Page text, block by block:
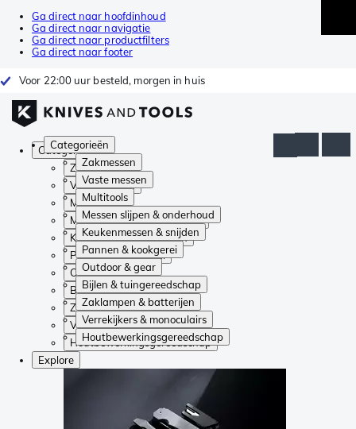
Ga direct naar hoofdinhoud
Ga direct naar navigatie
Ga direct naar productfilters
Ga direct naar footer
Voor 22:00 uur besteld, morgen in huis
Categorieën
Zakmessen
Vaste messen
Multitools
Messen slijpen & onderhoud
Keukenmessen & snijden
Pannen & kookgerei
Outdoor & gear
Bijlen & tuingereedschap
Zaklampen & batterijen
Verrekijkers & monoculairs
Houtbewerkingsgereedschap
Categorieën
Zakmessen
Vaste messen
Multitools
Messen slijpen & onderhoud
Keukenmessen & snijden
Pannen & kookgerei
Outdoor & gear
Bijlen & tuingereedschap
Zaklampen & batterijen
Verrekijkers & monoculairs
Houtbewerkingsgereedschap
Explore